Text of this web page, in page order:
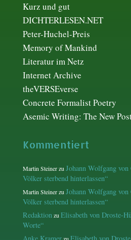
Kurz und gut
DICHTERLESEN.NET
Peter-Huchel-Preis
Memory of Mankind
Literatur im Netz
Internet Archive
theVERSEverse
Concrete Formalist Poetry
Asemic Writing: The New
Kommentiert
Martin SteinerzuJohann Wolfgang von
Völker sterbend hinterlassen“
Martin SteinerzuJohann Wolfgang von
Völker sterbend hinterlassen“
RedaktionzuElisabeth von Droste-
Worte“